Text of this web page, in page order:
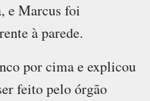
e Marcus foi
à parede.
por cima e explicou
feito pelo órgão